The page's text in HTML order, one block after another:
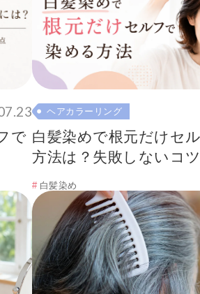
で
ヘアカラーリング
白髪染めで根元だけセ
方法は？失敗しないコ
白髪染め